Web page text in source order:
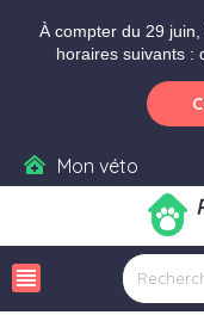
À compter du 29
horaires suivants :
Mon véto
view_headline